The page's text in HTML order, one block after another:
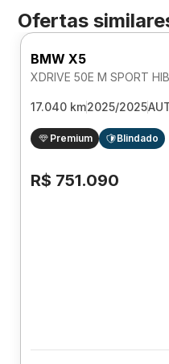
Ofertas
BMW X5
17.040 km2025/2025
Premium Blindado
R$ 751.090